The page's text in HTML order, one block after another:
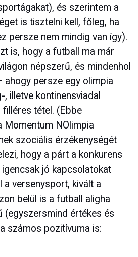
és szerintem a
is tisztelni kell, főleg, ha
persze nem mindig van így).
is, hogy a futball ma már
népszerű, és mindenhol
persze egy olimpia
illetve kontinensviadal
tétel. (Ebbe
Momentum NOlimpia
szociális érzékenységét
hogy a párt a konkurens
jó kapcsolatokat
a versenysport, kivált a
belül is a futball aligha
(egyszersmind értékes és
számos pozitívuma is: